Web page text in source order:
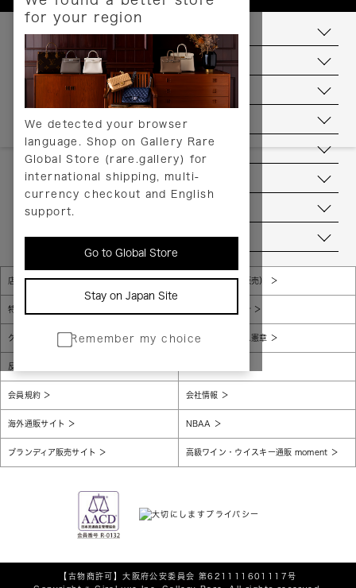
for your region
We detected your browser
language. Shop on Gallery Rare
Global Store (rare.gallery) for
international shipping, multi-
currency checkout and English
support.
Go to Global Store
Stay on Japan Site
Remember my choice
お支払いについて
配送について
送料について
返品について
ヘルプ
お問い合わせ
当店について
店舗一覧 販売規約（店頭販売）
特定商取引法に基づく表示 個人情報保護方針
グローバルプライバシーポリシー コンプライアンス憲章
反社会的勢力に対する基本方針
会員規約 会社情報
海外通販サイト NBAA
ブランディア販売サイト 高級ワイン・ウイスキー通販 moment
【古物商許可】大阪府公安委員会 第621111601117号